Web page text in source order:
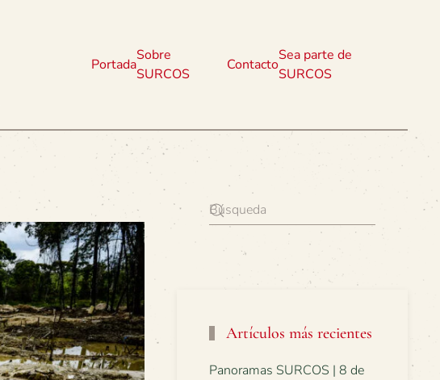
Portada
Sobre
SURCOS
Contacto
Sea parte de
SURCOS
Artículos más recientes
Panoramas SURCOS | 8 de